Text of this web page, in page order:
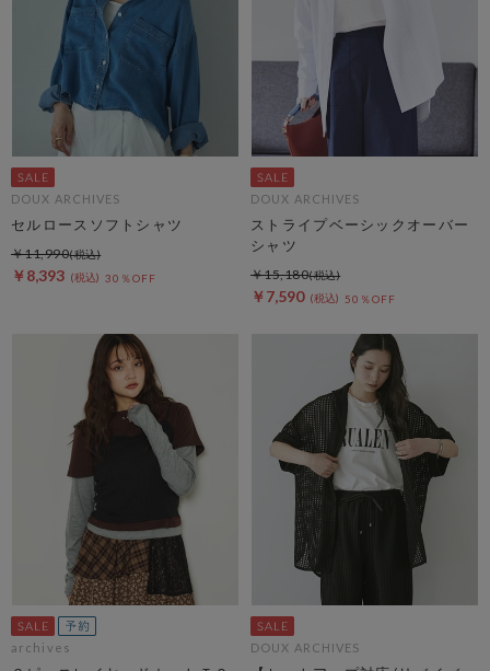
DOUX ARCHIVES
セルロースソフトシャツ
￥8,393 30％OFF
￥11,990
DOUX ARCHIVES
ストライプベーシックオーバー
シャツ
￥7,590 50％OFF
￥15,180
archives DOUX ARCHIVES